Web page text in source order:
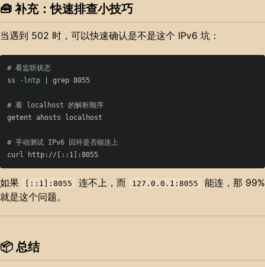
🧰 补充：快速排查小技巧
当遇到 502 时，可以快速确认是不是这个 IPv6 坑：
# 看监听状态
ss
-lntp grep 8055
# 看 localhost 的解析顺序
getent ahosts localhost
# 手动测试 IPv6 回环是否能连上
如果 [::1]:8055 连不上，而 127.0.0.1:8055
能连，那 99%
就是这个问题。
📦 总结